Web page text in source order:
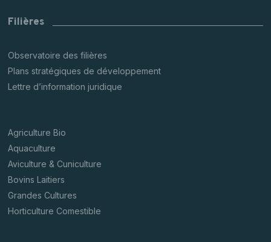
Filières
Observatoire des filières
Plans stratégiques de développement
Lettre d’information juridique
Agriculture Bio
Aquaculture
Aviculture & Cuniculture
Bovins Laitiers
Grandes Cultures
Horticulture Comestible